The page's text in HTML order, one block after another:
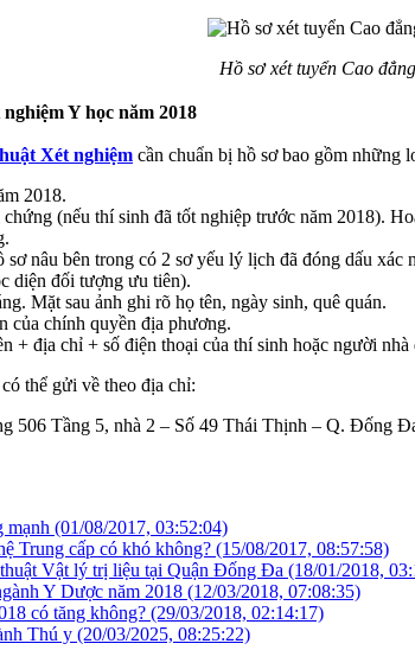
Hồ sơ xét tuyển Cao
Y học năm 2018
Xét nghiệm cần chuẩn bị hồ sơ bao gồm những
2018.
(nếu thí sinh đã tốt nghiệp trước năm 2018).
nâu bên trong có 2 sơ yếu lý lịch đã đóng dấu xác
diện đối tượng ưu tiên).
Mặt sau ảnh ghi rõ họ tên, ngày sinh, quê quán.
của chính quyền địa phương.
+ địa chỉ + số điện thoại của thí sinh hoặc người
thể gửi về theo địa chỉ:
506 Tầng 5, nhà 2 – Số 49 Thái Thịnh – Q. Đống
mạnh (01/08/2017, 03:52:04)
Trung cấp có khó không? (15/08/2017, 08:57:58)
Vật lý trị liệu tại Quận Đống Đa (18/01/2018,
Y Dược năm 2018 (12/03/2018, 07:08:35)
có tăng không? (29/03/2018, 02:14:17)
Thú y (20/03/2025, 08:25:22)